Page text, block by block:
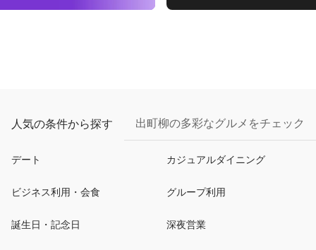
人気の条件から探す 出町柳の多彩なグルメをチェック
デート カジュアルダイニング
ビジネス利用・会食 グループ利用
誕生日・記念日 深夜営業